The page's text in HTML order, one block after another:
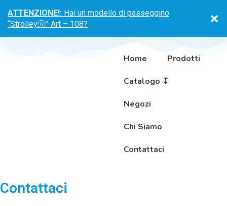
ATTENZIONE!: Hai un modello di passeggino
“StrolleyⓇ” Art – 108?
Home Prodotti
Catalogo ↧
Negozi
Chi Siamo
Contattaci
Contattaci